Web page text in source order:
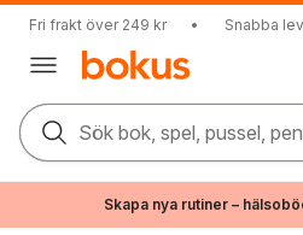
Fri frakt över 249 kr • Snabba
Sök bok, spel, pussel,
Skapa nya rutiner –